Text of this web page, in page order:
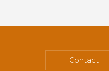
Contact